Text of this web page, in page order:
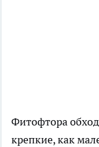
Фитофтора
крепкие, как